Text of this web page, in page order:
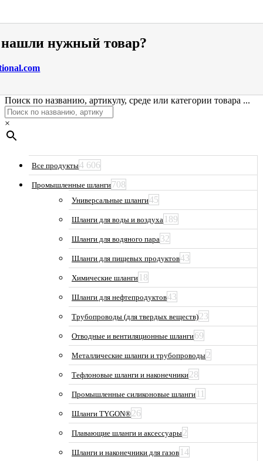
нужный товар?
Поиск по названию, артикулу, среде или категории товара ...
×
Все продукты4 606
Промышленные шланги708
Универсальные шланги45
Шланги для воды и воздуха 189
Шланги для водяного пара32
Шланги для пищевых продуктов43
Химические шланги 18
Шланги для нефтепродуктов43
Трубопроводы (для твердых веществ)23
Отводные и вентиляционные шланги69
Металлические шланги и трубопроводы2
Тефлоновые шланги и наконечники28
Промышленные силиконовые шланги 11
Шланги TYGON®26
Плавающие шланги и аксессуары2
Шланги и наконечники для газов 14